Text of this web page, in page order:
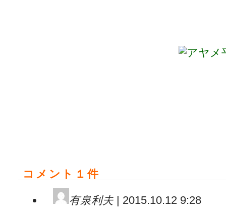
コメント１件
有泉利夫 | 2015.10.12 9:28